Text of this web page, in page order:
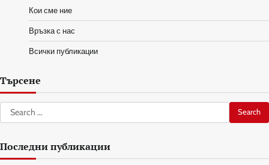
Кои сме ние
Връзка с нас
Всички публикации
Търсене
Search
for:
Последни публикации